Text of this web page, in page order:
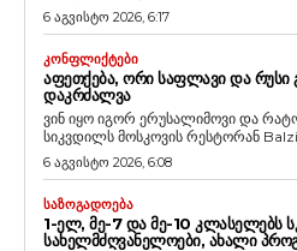
6 აგვისტო 2026, 6:17
ᲙᲝᲜᲤᲚᲘᲥᲢᲔᲑᲘ
ᲐᲤᲔᲗᲥᲔᲑᲐ, ᲝᲠᲘ ᲡᲐᲤᲚᲐᲕᲘ ᲓᲐ
ᲓᲐᲙᲠᲫᲐᲚᲕᲐ
ვინ იყო იგორ ერუსალიმოვი და
სიკვდილს მოსკოვის რესტორან Balzi
6 აგვისტო 2026, 6:08
ᲡᲐᲖᲝᲒᲐᲓᲝᲔᲑᲐ
1-ᲔᲚ, ᲛᲔ-7 ᲓᲐ ᲛᲔ-10 ᲙᲚᲐᲡᲔᲚᲔᲑᲡ
ᲡᲐᲮᲔᲚᲛᲫᲦᲕᲐᲜᲔᲚᲝᲔᲑᲘ, ᲐᲮᲐᲚᲘ